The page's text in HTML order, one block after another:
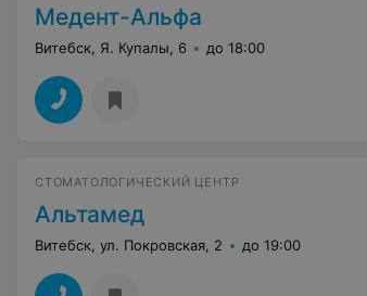
Медент-Альфа
Витебск, Я. Купалы, 6 до 18:00
СТОМАТОЛОГИЧЕСКИЙ ЦЕНТР
Альтамед
Витебск, ул. Покровская, 2 до 19:00